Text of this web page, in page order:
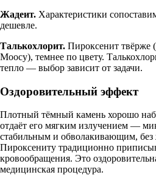
Жадеит. Характеристики
дешевле.
Талькохлорит. Пироксенит твёрже
Моосу), темнее по цвету.
тепло — выбор зависит от задачи.
Оздоровительный эффект
Плотный тёмный камень хорошо
отдаёт его мягким излучением —
стабильным и обволакивающим, без
Пироксениту традиционно
кровообращения. Это
медицинская процедура.